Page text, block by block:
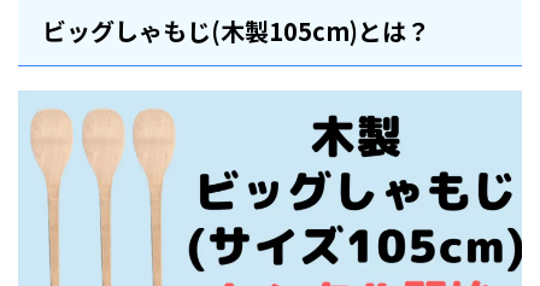
ビッグしゃもじ(木製105cm)とは？